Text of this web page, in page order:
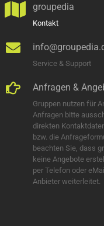
groupedia
Kontakt
Service & Support
Anfragen &
Gruppen nutzen für
Anfragen bitte
direkten
bzw. die
beachten Sie, dass
keine Angebote
per Telefon oder
Anbieter weiterleitet.